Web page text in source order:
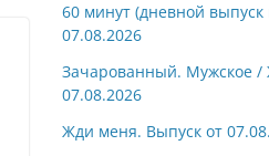
60 минут (дневной
07.08.2026
Зачарованный. Мужское /
07.08.2026
Жди меня. Выпуск от